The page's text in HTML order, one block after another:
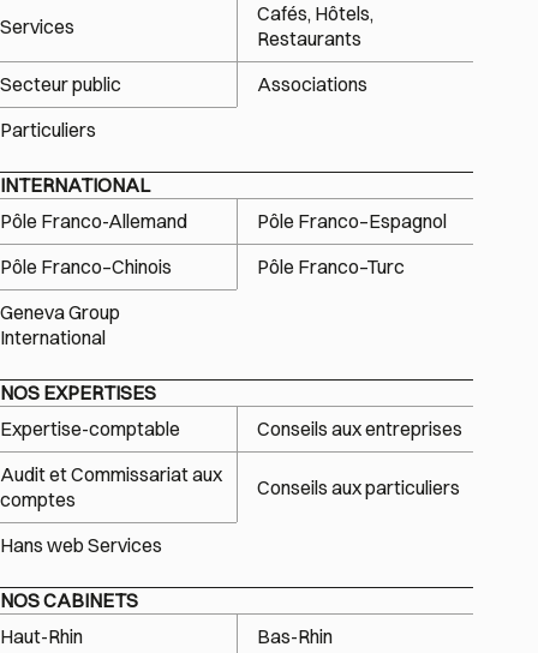
Services
Cafés, Hôtels,
Restaurants
Secteur public
Associations
Particuliers
INTERNATIONAL
Pôle Franco-Allemand
Pôle Franco–Espagnol
Pôle Franco–Chinois
Pôle Franco–Turc
Geneva Group
International
NOS EXPERTISES
Expertise-comptable
Conseils aux entreprises
Audit et Commissariat aux
comptes
Conseils aux particuliers
Hans web Services
NOS CABINETS
Haut-Rhin
Bas-Rhin